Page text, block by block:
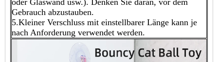
oder Glaswand usw.). Denken Sie daran, vor dem
Gebrauch abzustauben.
5.Kleiner Verschluss mit einstellbarer Länge kann je
nach Anforderung verwendet werden.